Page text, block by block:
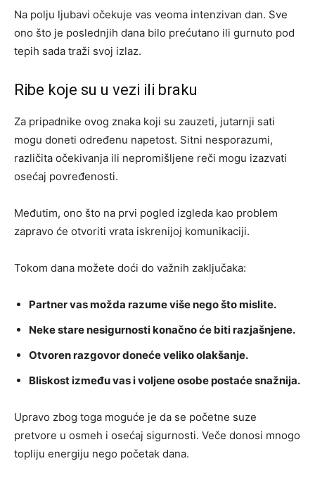
Na polju ljubavi očekuje vas veoma intenzivan dan. Sve
ono što je poslednjih dana bilo prećutano ili gurnuto pod
tepih sada traži svoj izlaz.
Ribe koje su u vezi ili braku
Za pripadnike ovog znaka koji su zauzeti, jutarnji sati
mogu doneti određenu napetost. Sitni nesporazumi,
različita očekivanja ili nepromišljene reči mogu izazvati
osećaj povređenosti.
Međutim, ono što na prvi pogled izgleda kao problem
zapravo će otvoriti vrata iskrenijoj komunikaciji.
Tokom dana možete doći do važnih zaključaka:
Partner vas možda razume više nego što mislite.
Neke stare nesigurnosti konačno će biti razjašnjene.
Otvoren razgovor doneće veliko olakšanje.
Bliskost između vas i voljene osobe postaće snažnija.
Upravo zbog toga moguće je da se početne suze
pretvore u osmeh i osećaj sigurnosti. Veče donosi mnogo
topliju energiju nego početak dana.